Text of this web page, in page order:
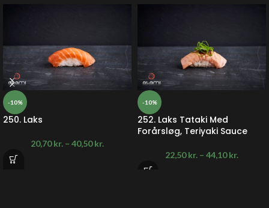
-10%
250. Laks
20,70kr. – 40,50kr.
-10%
252. Laks Tataki Med
Forårsløg, Teriyaki Sauce
22,50kr. – 44,10kr.